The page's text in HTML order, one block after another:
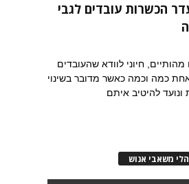
הכשרות עובדים לגבי
חיוני לוודא שהעובדים
כמה וכמה כאשר מדובר בשינוי
להיטיב איתם
משאבי אנוש